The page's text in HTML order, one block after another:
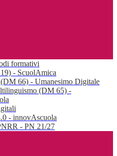
formativi
- ScuolAmica
66) - Umanesimo Digitale
(DM 65) -
- innovAscuola
- PN 21/27